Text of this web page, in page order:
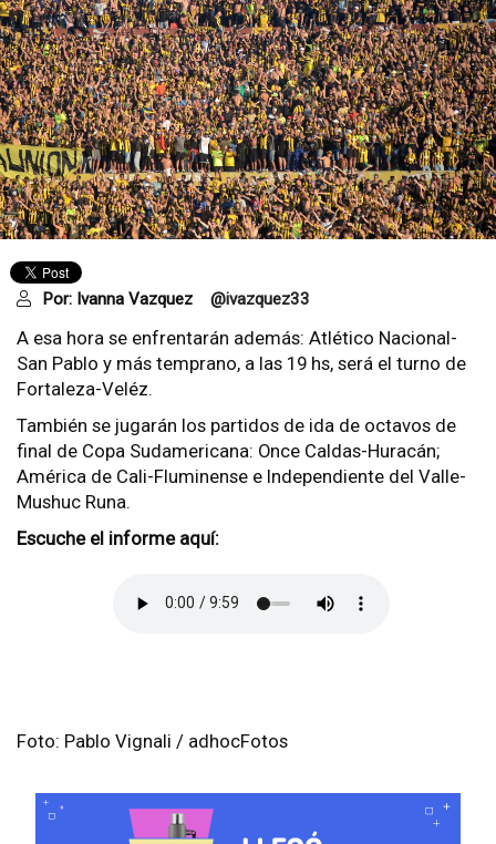
Por: Ivanna Vazquez @ivazquez33
A esa hora se enfrentarán además: Atlético Nacional-
San Pablo y más temprano, a las 19 hs, será el turno de
Fortaleza-Veléz.
También se jugarán los partidos de ida de octavos de
final de Copa Sudamericana: Once Caldas-Huracán;
América de Cali-Fluminense e Independiente del Valle-
Mushuc Runa.
Escuche el informe aquí:
Foto: Pablo Vignali / adhocFotos